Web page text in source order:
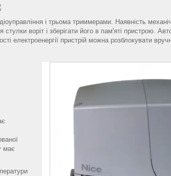
і трьома триммерами. Наявність
воріт і зберігати його в пам'яті пристрою.
електроенергії пристрій можна розблокувати
має